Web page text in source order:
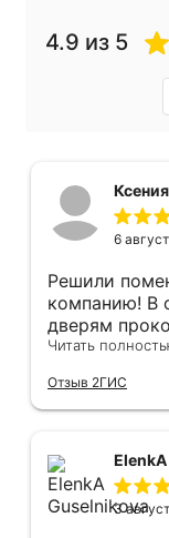
4.9 из 5
6
Решили
компанию! В офисе все подсказали и по
дверям
фурнитуре.
Монтаж
Сергея
мусор
Читать
Отзыв 2ГИС
3